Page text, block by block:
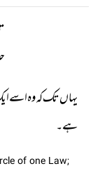
یہاں تک کہ وہ اسے
ہے۔
of one Law;